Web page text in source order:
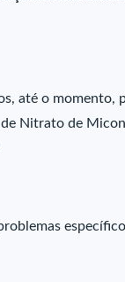
até o momento,
Nitrato de